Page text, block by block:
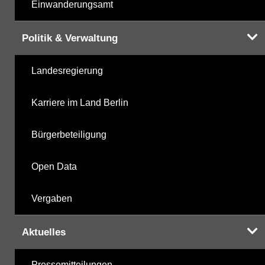
Einwanderungsamt
Politik & Verwaltung
Landesregierung
Karriere im Land Berlin
Bürgerbeteiligung
Open Data
Vergaben
Aktuelles